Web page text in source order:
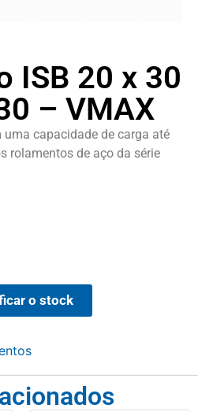
ISB 20 x 30
– VMAX
capacidade de carga até
rolamentos de aço da série
o stock